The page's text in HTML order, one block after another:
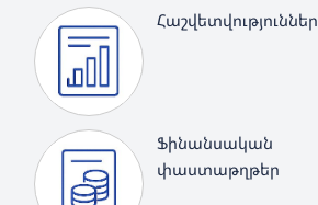
Հաշվետվություններ
Ֆինանսական
փաստաթղթեր